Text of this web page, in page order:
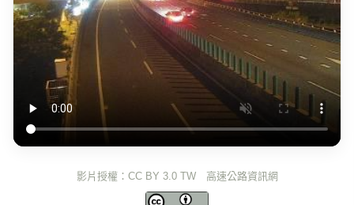
影片授權：CC BY 3.0 TW 高速公路資訊網